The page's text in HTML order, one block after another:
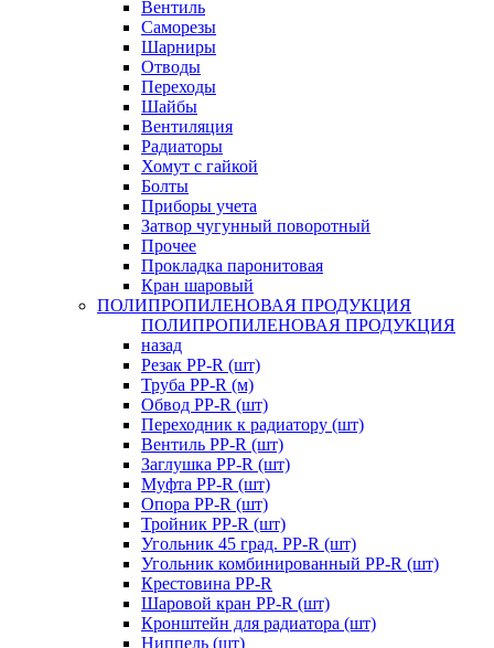
Вентиль
Саморезы
Шарниры
Отводы
Переходы
Шайбы
Вентиляция
Радиаторы
Хомут с гайкой
Болты
Приборы учета
Затвор чугунный поворотный
Прочее
Прокладка паронитовая
Кран шаровый
ПОЛИПРОПИЛЕНОВАЯ ПРОДУКЦИЯ
ПОЛИПРОПИЛЕНОВАЯ ПРОДУКЦИЯ
назад
Резак PP-R (шт)
Труба PP-R (м)
Обвод PP-R (шт)
Переходник к радиатору (шт)
Вентиль PP-R (шт)
Заглушка PP-R (шт)
Муфта PP-R (шт)
Опора PP-R (шт)
Тройник PP-R (шт)
Угольник 45 град. PP-R (шт)
Угольник комбинированный PP-R (шт)
Крестовина PP-R
Шаровой кран PP-R (шт)
Кронштейн для радиатора (шт)
Ниппель (шт)